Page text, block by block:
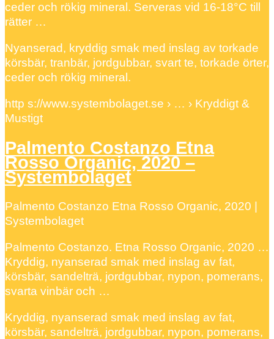
ceder och rökig mineral. Serveras vid 16-18°C till
rätter …
Nyanserad, kryddig smak med inslag av torkade
körsbär, tranbär, jordgubbar, svart te, torkade örter,
ceder och rökig mineral.
http s://www.systembolaget.se › … › Kryddigt &
Mustigt
Palmento Costanzo Etna
Rosso Organic, 2020 –
Systembolaget
Palmento Costanzo Etna Rosso Organic, 2020 |
Systembolaget
Palmento Costanzo. Etna Rosso Organic, 2020 …
Kryddig, nyanserad smak med inslag av fat,
körsbär, sandelträ, jordgubbar, nypon, pomerans,
svarta vinbär och …
Kryddig, nyanserad smak med inslag av fat,
körsbär, sandelträ, jordgubbar, nypon, pomerans,